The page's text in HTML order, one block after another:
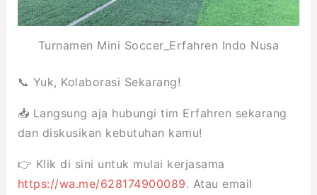
Turnamen Mini Soccer_Erfahren Indo Nusa
📞 Yuk, Kolaborasi Sekarang!
📥 Langsung aja hubungi tim Erfahren sekarang
dan diskusikan kebutuhan kamu!
👉 Klik di sini untuk mulai kerjasama
https://wa.me/628174900089. Atau email